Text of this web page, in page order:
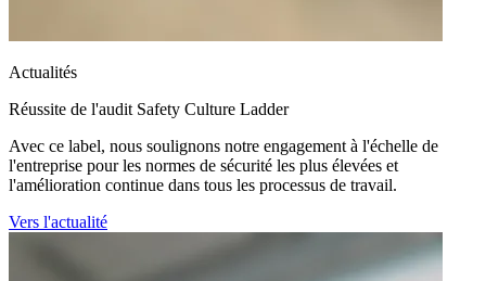
Actualités
Réussite de l'audit Safety Culture Ladder
Avec ce label, nous soulignons notre engagement à l'échelle de
l'entreprise pour les normes de sécurité les plus élevées et
l'amélioration continue dans tous les processus de travail.
Vers l'actualité